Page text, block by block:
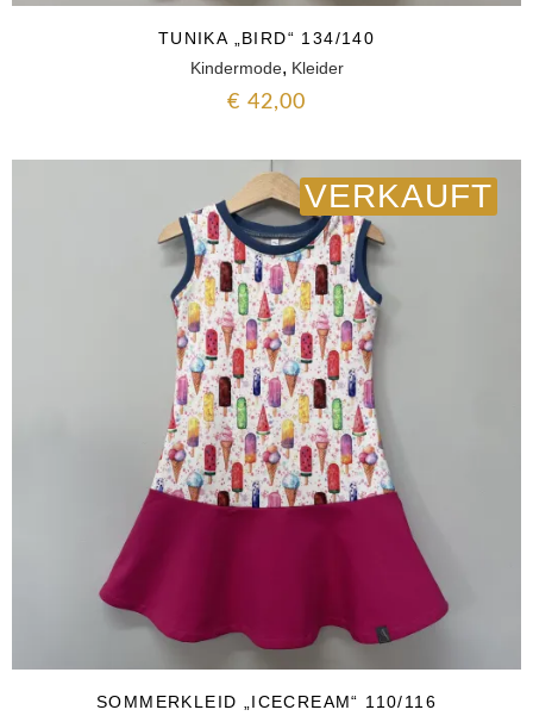
TUNIKA „BIRD“ 134/140
Kindermode, Kleider
€ 42,00
VERKAUFT
SOMMERKLEID „ICECREAM“ 110/116